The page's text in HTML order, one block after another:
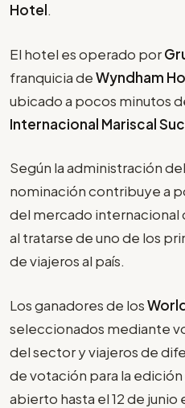
Hotel.
El hotel es operado por
franquicia deWyndham
ubicado a pocos minutos
Internacional Mariscal
Según la administración
nominación contribuye a
del mercado internacional
al tratarse de uno de los
de viajeros al país.
Los ganadores de los
seleccionados mediante
del sector y viajeros de
de votación para la
abierto hasta el 12 de junio